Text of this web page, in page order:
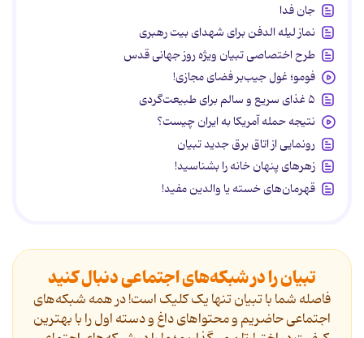
جان فدا
نماز لیله الدفن برای شهدای بیت رهبری
طرح اختصاصی تبیان ویژه روز جهانی قدس
فومو؛ غول جیب‌بر فضای مجازی!
۵ غذای سریع و سالم برای طبیعت‌گردی
نتیجه حمله آمریکا به ایران چیست؟
رونمایی از اتاق برق جدید تبیان
زهرهای پنهان خانه را بشناسید!
قهرمان‌های خسته یا والدین مفید!
تبیان را در شبکه‌های اجتماعی دنبال کنید
فاصله شما با تبیان تنها یک کلیک است! در همه شبکه‌های
اجتماعی حاضریم و محتواهای داغ و دسته اول را با بهترین